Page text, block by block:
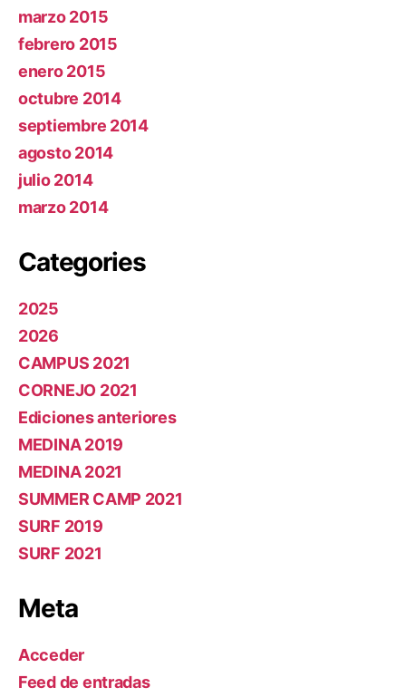
marzo 2015
febrero 2015
enero 2015
octubre 2014
septiembre 2014
agosto 2014
julio 2014
marzo 2014
Categories
2025
2026
CAMPUS 2021
CORNEJO 2021
Ediciones anteriores
MEDINA 2019
MEDINA 2021
SUMMER CAMP 2021
SURF 2019
SURF 2021
Meta
Acceder
Feed de entradas